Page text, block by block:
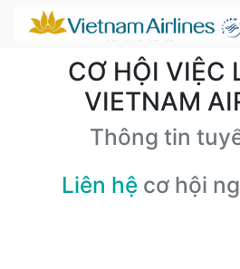
CƠ HỘI VIỆC
VIETNAM
Thông tin
Liên hệ cơ hội